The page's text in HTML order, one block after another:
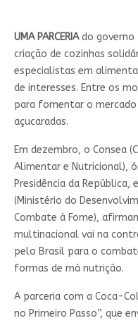
UMA PARCERIAdo governo
criação de cozinhas
especialistas em
de interesses. Entre os
para fomentar o
açucaradas.
Em dezembro, o Consea
Alimentar e Nutricional),
Presidência da República,
(Ministério do
Combate à Fome),
multinacional vai na
pelo Brasil para o
formas de má nutrição.
A parceria com a Coca-
no Primeiro Passo”, que